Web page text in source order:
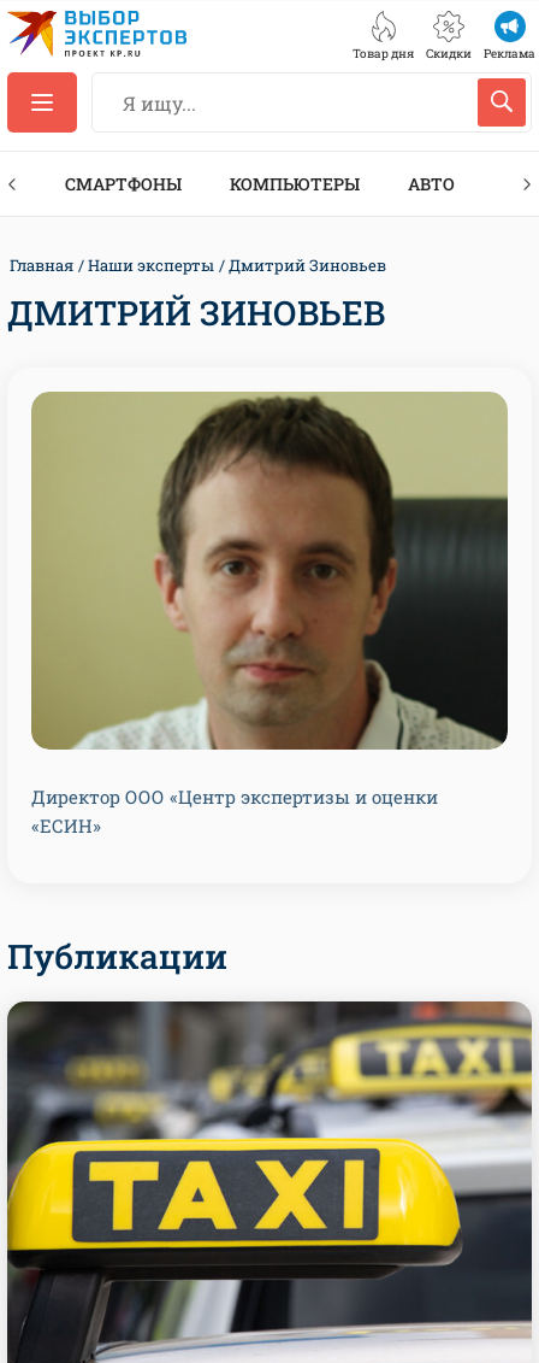
Товар дня Скидки Реклама
СМАРТФОНЫ КОМПЬЮТЕРЫ АВТО
Главная Наши эксперты Дмитрий Зиновьев
ДМИТРИЙ ЗИНОВЬЕВ
Директор ООО «Центр экспертизы и оценки
«ЕСИН»
Публикации